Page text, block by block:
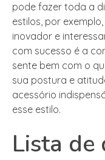
pode fazer toda a
estilos, por
inovador e
com sucesso é a
sente bem com o
sua postura e
acessório
esse estilo.
Lista de